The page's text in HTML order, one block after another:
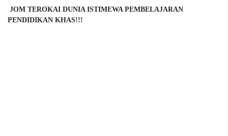
JOM TEROKAI DUNIA ISTIMEWA PEMBELAJARAN
PENDIDIKAN KHAS!!!